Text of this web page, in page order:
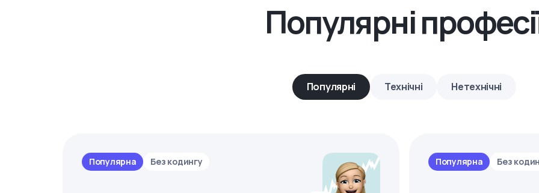
Популярні
Популярні Технічні Нетехнічні
Популярна Без кодингу Популярна Без